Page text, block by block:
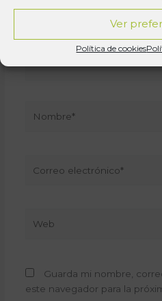
Ver
Política de cookies
electrónico*
Guarda mi nombre,
este navegador para la